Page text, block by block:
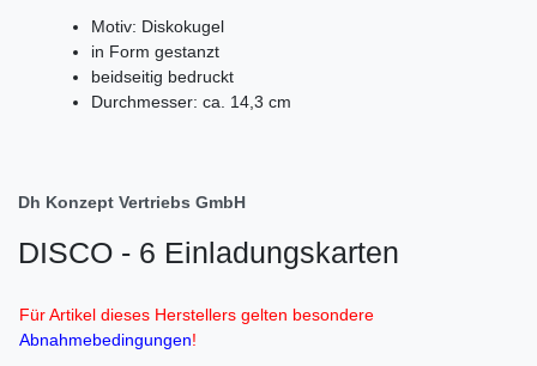
Motiv: Diskokugel
in Form gestanzt
beidseitig bedruckt
Durchmesser: ca. 14,3 cm
Dh Konzept Vertriebs GmbH
DISCO - 6 Einladungskarten
Für Artikel dieses Herstellers gelten besondere
Abnahmebedingungen!